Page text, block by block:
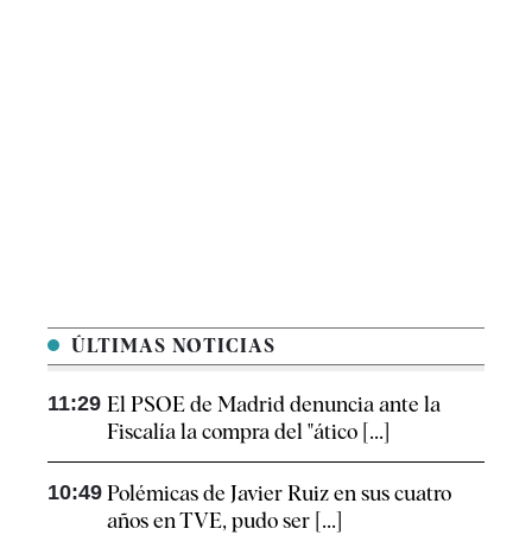
ÚLTIMAS NOTICIAS
11:29 El PSOE de Madrid denuncia ante la
Fiscalía la compra del "ático [...]
10:49 Polémicas de Javier Ruiz en sus cuatro
años en TVE, pudo ser [...]